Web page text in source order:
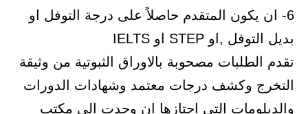
6- ان يكون المتقدم حاصلاً على درجة التوفل او
بديل التوفل ,او STEP او IELTS
تقدم الطلبات مصحوبة بالاوراق الثبوتية من وثيقة
التخرج وكشف درجات معتمد وشهادات الدورات
والدبلومات التي اجتازها ان وجدت الى مكتب